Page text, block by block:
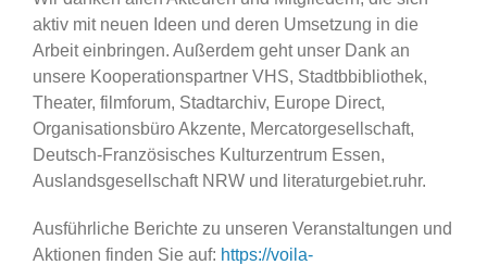
aktiv mit neuen Ideen und deren Umsetzung in die
Arbeit einbringen. Außerdem geht unser Dank an
unsere Kooperationspartner VHS, Stadtbbibliothek,
Theater, filmforum, Stadtarchiv, Europe Direct,
Organisationsbüro Akzente, Mercatorgesellschaft,
Deutsch-Französisches Kulturzentrum Essen,
Auslandsgesellschaft NRW und literaturgebiet.ruhr.
Ausführliche Berichte zu unseren Veranstaltungen und
Aktionen finden Sie auf: https://voila-